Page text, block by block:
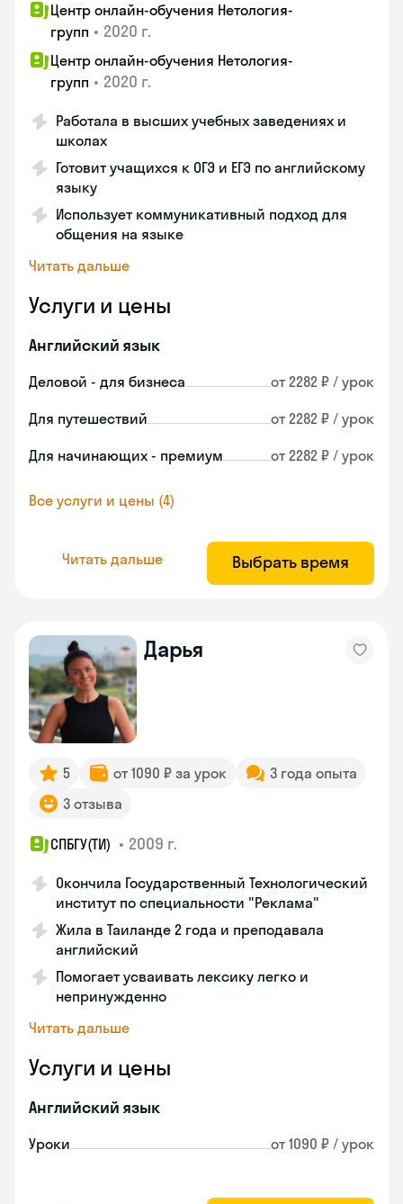
Центр онлайн-обучения Нетология-
групп • 2020 г.
Центр онлайн-обучения Нетология-
групп • 2020 г.
Работала в высших учебных заведениях и
школах
Готовит учащихся к ОГЭ и ЕГЭ по английскому
языку
Использует коммуникативный подход для
общения на языке
Читать дальше
Услуги и цены
Английский язык
Деловой - для бизнеса от 2282 ₽ / урок
Для путешествий от 2282 ₽ / урок
Для начинающих - премиум от 2282 ₽ / урок
Все услуги и цены (4)
Читать дальше Выбрать время
Дарья
5 от 1090 ₽ за урок
3 года опыта
3 отзыва
СПБГУ(ТИ) • 2009 г.
Окончила Государственный Технологический
институт по специальности "Реклама"
Жила в Таиланде 2 года и преподавала
английский
Помогает усваивать лексику легко и
непринужденно
Читать дальше
Услуги и цены
Английский язык
Уроки от 1090 ₽ / урок